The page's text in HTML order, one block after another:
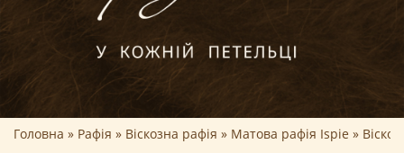
Головна Рафія Віскозна рафія Матова рафія Ispie